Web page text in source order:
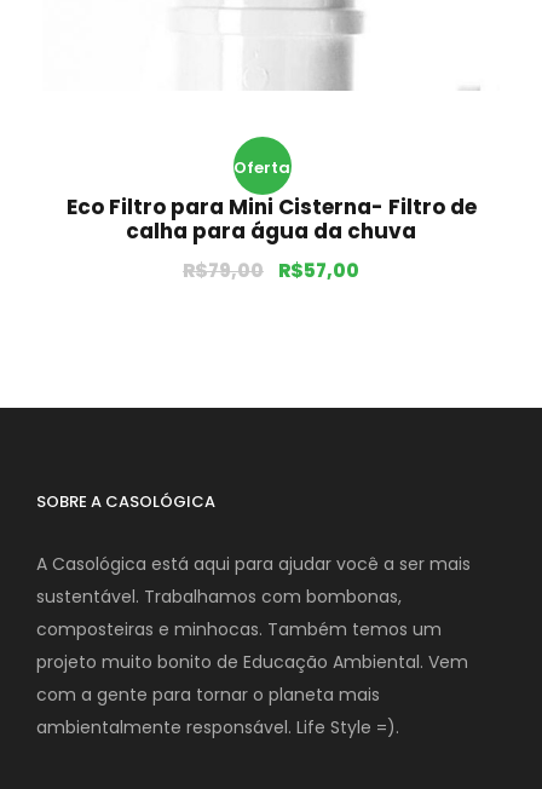
Oferta
!
Eco Filtro para Mini Cisterna- Filtro de
calha para água da chuva
R$79,00 R$57,00
SOBRE A CASOLÓGICA
A Casológica está aqui para ajudar você a ser mais
sustentável. Trabalhamos com bombonas,
composteiras e minhocas. Também temos um
projeto muito bonito de Educação Ambiental. Vem
com a gente para tornar o planeta mais
ambientalmente responsável. Life Style =).